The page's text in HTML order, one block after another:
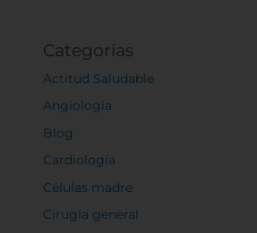
Categorías
Actitud Saludable
Angiología
Blog
Cardiología
Células madre
Cirugía general